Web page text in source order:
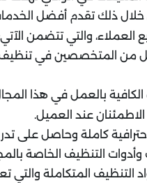
خلال ذلك تقدم أفضل
العملاء، والتي تتضمن
من المتخصصين في
الكافية بالعمل في هذا
عند العميل.
كاملة وحاصل على
التنظيف الخاصة
التنظيف المتكاملة والتي